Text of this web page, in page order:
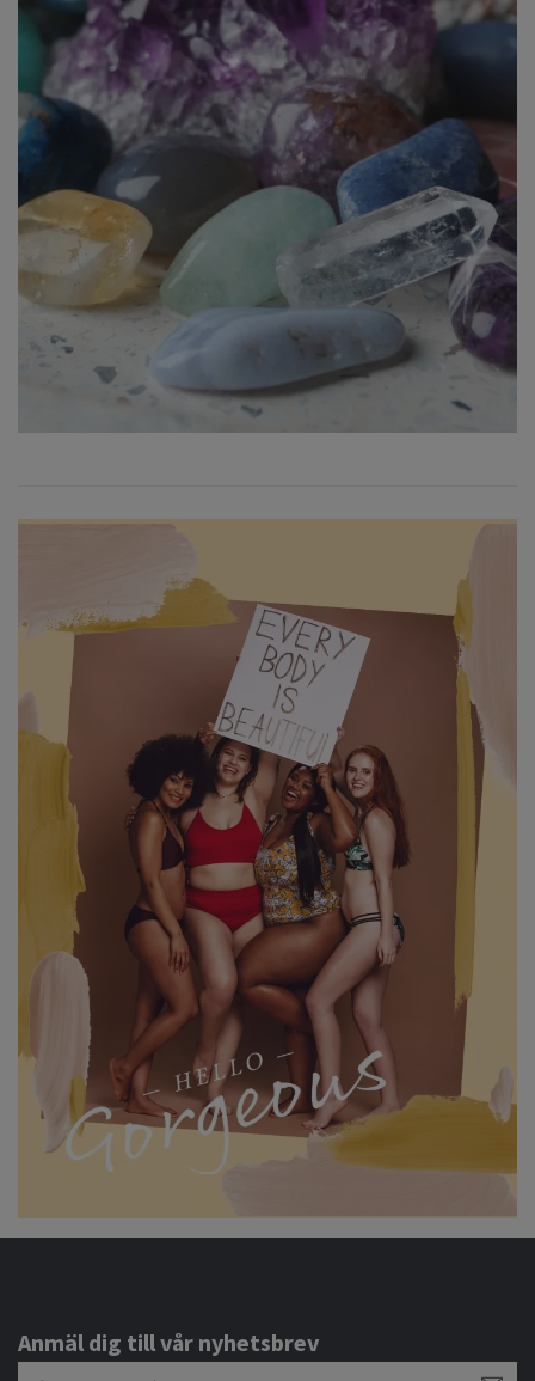
Anmäl dig till vår nyhetsbrev